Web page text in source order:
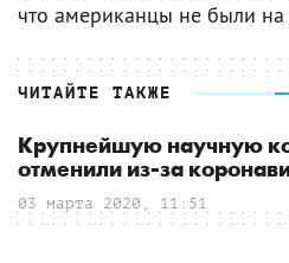
что американцы не были на
ЧИТАЙТЕ ТАКЖЕ
Крупнейшую научную
отменили из-за
03 марта 2020, 11:51